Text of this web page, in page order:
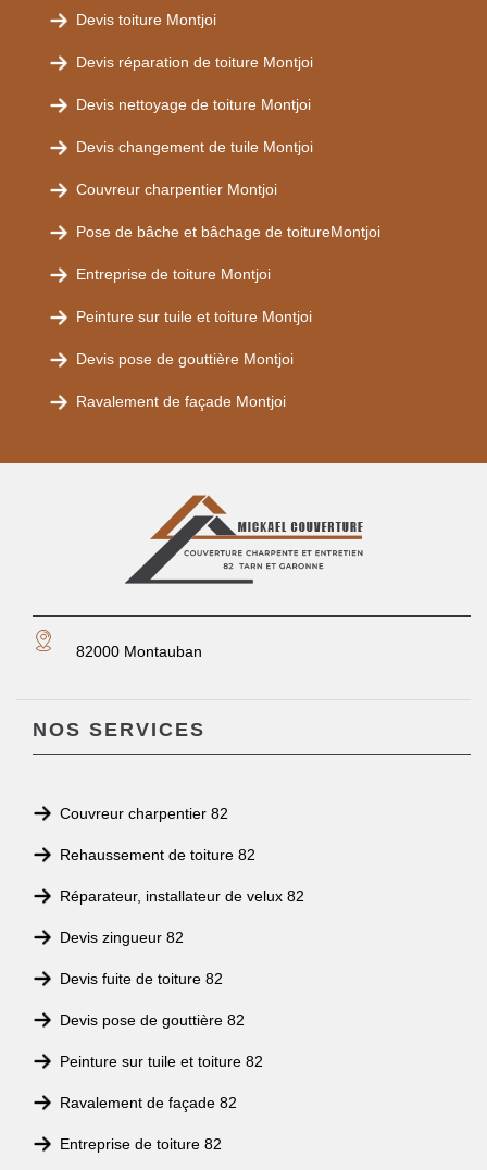
Devis toiture Montjoi
Devis réparation de toiture Montjoi
Devis nettoyage de toiture Montjoi
Devis changement de tuile Montjoi
Couvreur charpentier Montjoi
Pose de bâche et bâchage de toitureMontjoi
Entreprise de toiture Montjoi
Peinture sur tuile et toiture Montjoi
Devis pose de gouttière Montjoi
Ravalement de façade Montjoi
82000 Montauban
NOS SERVICES
Couvreur charpentier 82
Rehaussement de toiture 82
Réparateur, installateur de velux 82
Devis zingueur 82
Devis fuite de toiture 82
Devis pose de gouttière 82
Peinture sur tuile et toiture 82
Ravalement de façade 82
Entreprise de toiture 82